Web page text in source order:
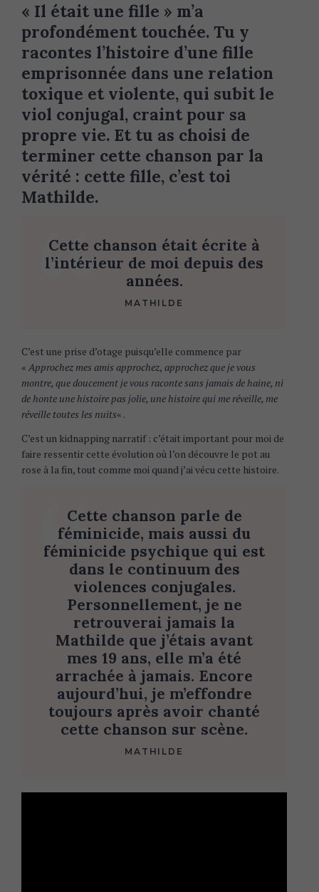
« Il était une fille » m’a
profondément touchée. Tu y
racontes l’histoire d’une fille
emprisonnée dans une relation
toxique et violente, qui subit le
viol conjugal, craint pour sa
propre vie. Et tu as choisi de
terminer cette chanson par la
vérité : cette fille, c’est toi
Mathilde.
Cette chanson était écrite à
l’intérieur de moi depuis des
années.
MATHILDE
C’est une prise d’otage puisqu’elle commence par
«Approchez mes amis approchez, approchezque je vous
montre, que doucement je vous raconte sans jamais de haine, ni
de honte une histoire pas jolie, une histoire qui me réveille, me
réveille toutes les nuits« .
C’est un kidnapping narratif : c’était important pour moi de
faire ressentir cette évolution où l’on découvre le pot au
rose à la fin, tout comme moi quand j’ai vécu cette histoire.
Cette chanson parle de
féminicide, mais aussi du
féminicide psychique qui est
dans le continuum des
violences conjugales.
Personnellement, je ne
retrouverai jamais la
Mathilde que j’étais avant
mes 19 ans, elle m’a été
arrachée à jamais. Encore
aujourd’hui, je m’effondre
toujours après avoir chanté
cette chanson sur scène.
MATHILDE